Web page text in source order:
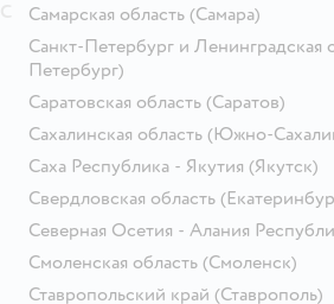
Самарская область (Самара)
Санкт-Петербург и Ленинградская
Петербург)
Саратовская область (Саратов)
Сахалинская область (Южно-
Саха Республика - Якутия (Якутск)
Свердловская область
Северная Осетия - Алания
Смоленская область (Смоленск)
Ставропольский край (Ставрополь)